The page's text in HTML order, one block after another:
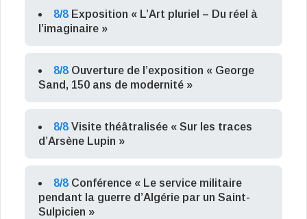
8/8 Exposition « L’Art pluriel – Du réel à
l’imaginaire »
8/8 Ouverture de l’exposition « George
Sand, 150 ans de modernité »
8/8 Visite théâtralisée « Sur les traces
d’Arsène Lupin »
8/8 Conférence « Le service militaire
pendant la guerre d’Algérie par un Saint-
Sulpicien »